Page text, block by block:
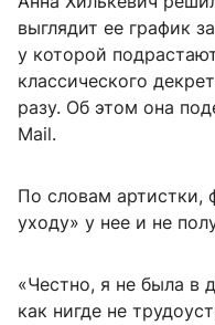
выглядит ее график
у которой
классического
разу. Об этом она
Mail.
По словам артистки,
уходу» у нее и не
«Честно, я не была в
как нигде не